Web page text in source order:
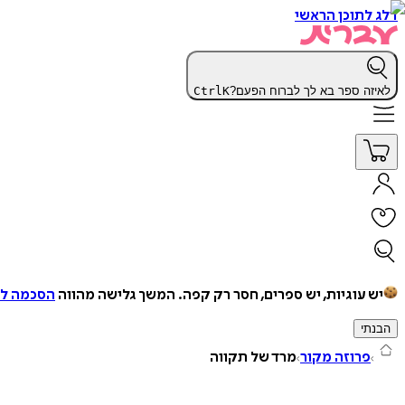
דלג לתוכן הראשי
לאיזה ספר בא לך לברוח הפעם? CtrlK
יש עוגיות, יש ספרים, חסר רק קפה. המשך גלישה מהווה הסכמה
הבנתי
פרוזה מקור מרד של תקווה